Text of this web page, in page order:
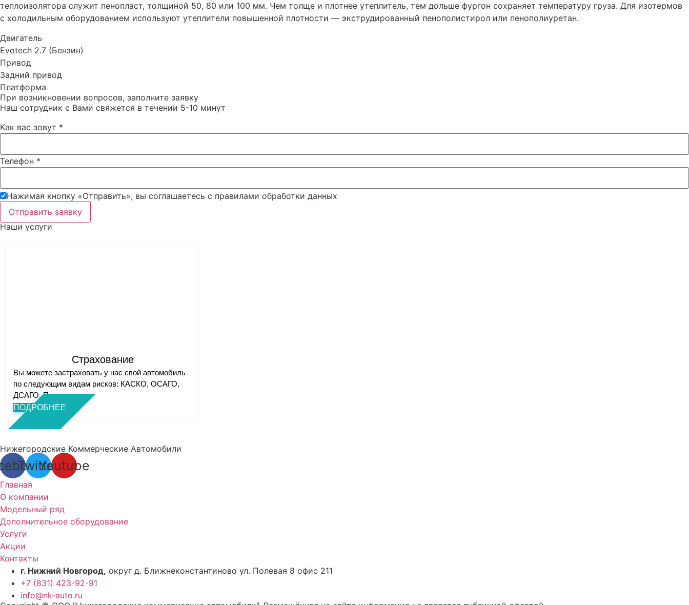
теплоизолятора служит пенопласт, толщиной 50, 80 или 100 мм. Чем толще и плотнее утеплитель, тем дольше фургон сохраняет температуру груза. Для изотермов
с холодильным оборудованием используют утеплители повышенной плотности — экструдированный пенополистирол или пенополиуретан.
Двигатель
Evotech 2.7 (Бензин)
Привод
Задний привод
Платформа
При возникновении вопросов, заполните заявку
Наш сотрудник с Вами свяжется в течении 5-10 минут
Как вас зовут *
Телефон *
Нажимая кнопку «Отправить», вы соглашаетесь c правилами обработки данных
Отправить заявку
Наши услуги
Страхование
Вы можете застраховать у нас свой автомобиль
по следующим видам рисков: КАСКО, ОСАГО,
ДСАГО. Полн...
ПОДРОБНЕЕ
Нижегородские Коммерческие Автомобили
TwitterYoutube
Главная
О компании
Модельный ряд
Дополнительное оборудование
Услуги
Акции
Контакты
г. Нижний Новгород, округ д. Ближнеконстантиново ул. Полевая 8 офис 211
+7 (831) 423-92-91
info@nk-auto.ru